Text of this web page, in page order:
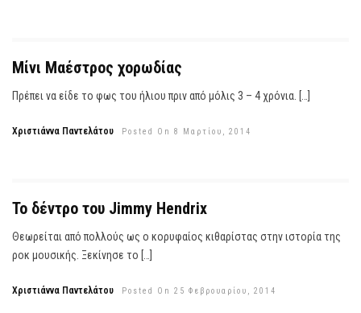
Μίνι Μαέστρος χορωδίας
Πρέπει να είδε το φως του ήλιου πριν από μόλις 3 – 4 χρόνια. […]
Χριστιάννα Παντελάτου Posted On 8 Μαρτίου, 2014
Το δέντρο του Jimmy Hendrix
Θεωρείται από πολλούς ως ο κορυφαίος κιθαρίστας στην ιστορία της
ροκ μουσικής. Ξεκίνησε το […]
Χριστιάννα Παντελάτου Posted On 25 Φεβρουαρίου, 2014